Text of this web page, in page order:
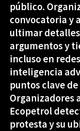
público.
convocatoria y
ultimar
argumentos y
incluso en
inteligencia
puntos clave
Organizadores
Ecopetrol
protesta y su